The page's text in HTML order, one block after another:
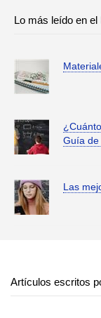
Lo más leído en el
Guía de
Las
Artículos escritos